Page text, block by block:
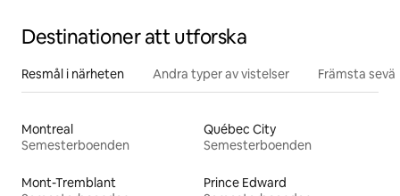
Destinationer att utforska
Resmål i närheten Andra typer av vistelser Främsta
Montreal
Semesterboenden
Québec City
Semesterboenden
Mont-Tremblant
Prince Edward